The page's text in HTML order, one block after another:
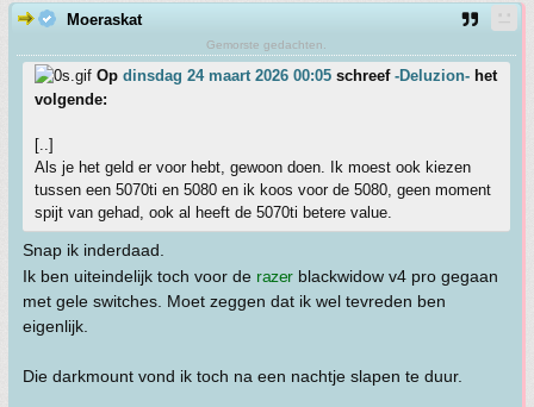
Moeraskat
Gemorste gedachten.
Op dinsdag 24 maart 2026 00:05 schreef -Deluzion- het
volgende:
[..]
Als je het geld er voor hebt, gewoon doen. Ik moest ook kiezen
tussen een 5070ti en 5080 en ik koos voor de 5080, geen moment
spijt van gehad, ook al heeft de 5070ti betere value.
Snap ik inderdaad.
Ik ben uiteindelijk toch voor de razerblackwidow v4 pro gegaan
met gele switches. Moet zeggen dat ik wel tevreden ben
eigenlijk.
Die darkmount vond ik toch na een nachtje slapen te duur.